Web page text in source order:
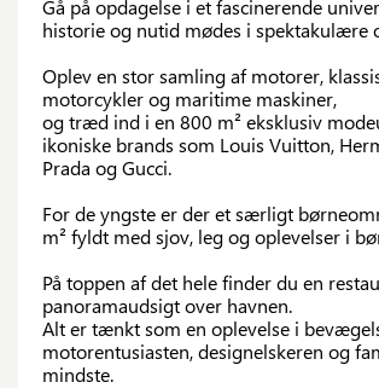
Gå på opdagelse i et fascinerende
historie og nutid mødes i spektakulære
Oplev en stor samling af motorer,
motorcykler og maritime maskiner,
og træd ind i en 800 m² eksklusiv
ikoniske brands som Louis Vuitton,
Prada og Gucci.
For de yngste er der et særligt
m² fyldt med sjov, leg og oplevelser i
På toppen af det hele finder du en
panoramaudsigt over havnen.
Alt er tænkt som en oplevelse i
motorentusiasten, designelskeren og
mindste.